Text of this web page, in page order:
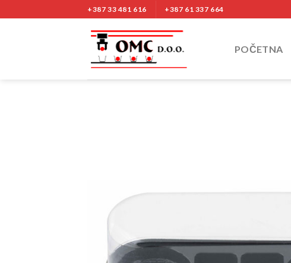
na
+387 33 481 616 +387 61 337 664
POČETNA